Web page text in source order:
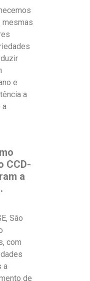
mesmas
e
a
a
CCD-
a
São
com
a
de